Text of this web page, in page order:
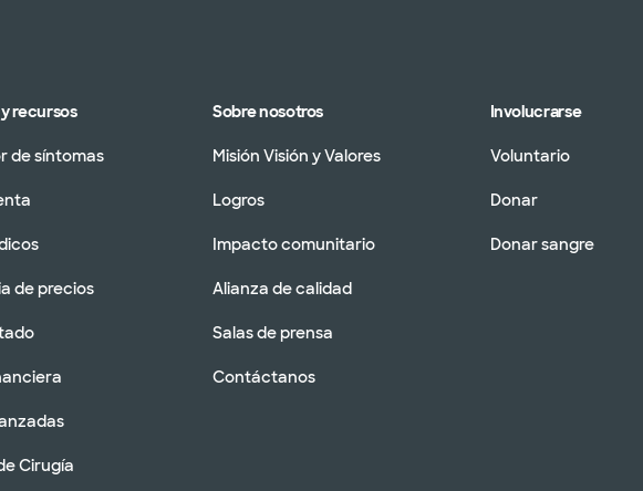
recursos
de síntomas
de precios
Cirugía
Sobre nosotros
Misión Visión y Valores
Logros
Impacto comunitario
Alianza de calidad
Salas de prensa
Contáctanos
Involucrarse
Voluntario
Donar
Donar sangre